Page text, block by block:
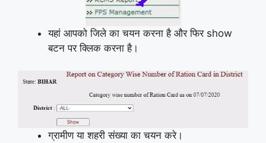
यहां आपको जिले का चयन करना है और फिर show
बटन पर क्लिक करना है।
ग्रामीण या शहरी संख्या का चयन करे।